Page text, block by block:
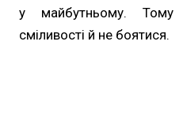
у майбутньому.
сміливості й не боятися.